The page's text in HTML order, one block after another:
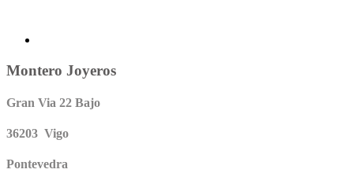
Montero Joyeros
Gran Via 22 Bajo
36203 Vigo
Pontevedra